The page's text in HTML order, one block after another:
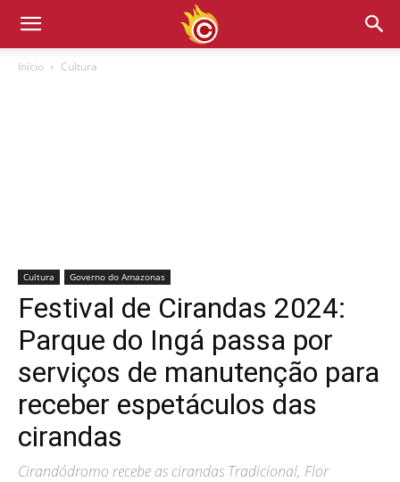
Início Cultura
Cultura Governo do Amazonas
Festival de Cirandas 2024:
Parque do Ingá passa por
serviços de manutenção para
receber espetáculos das
cirandas
Cirandódromo recebe as cirandas Tradicional, Flor